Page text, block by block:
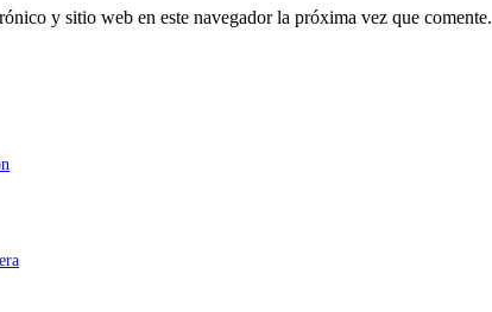
y sitio web en este navegador la próxima vez que comente.